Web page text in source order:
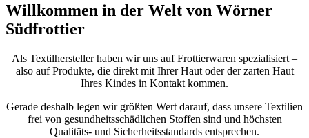
Willkommen in der Welt von Wörner
Südfrottier
Als Textilhersteller haben wir uns auf Frottierwaren spezialisiert –
also auf Produkte, die direkt mit Ihrer Haut oder der zarten Haut
Ihres Kindes in Kontakt kommen.
Gerade deshalb legen wir größten Wert darauf, dass unsere Textilien
frei von gesundheitsschädlichen Stoffen sind und höchsten
Qualitäts- und Sicherheitsstandards entsprechen.